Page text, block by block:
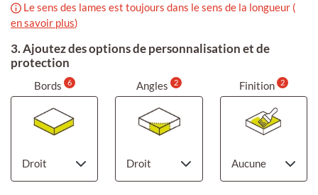
Le sens des lames est toujours dans le sens de la longueur (
en savoir plus)
3. Ajoutez des options de personnalisation et de
protection
Bords 6 Angles 2 Finition 2